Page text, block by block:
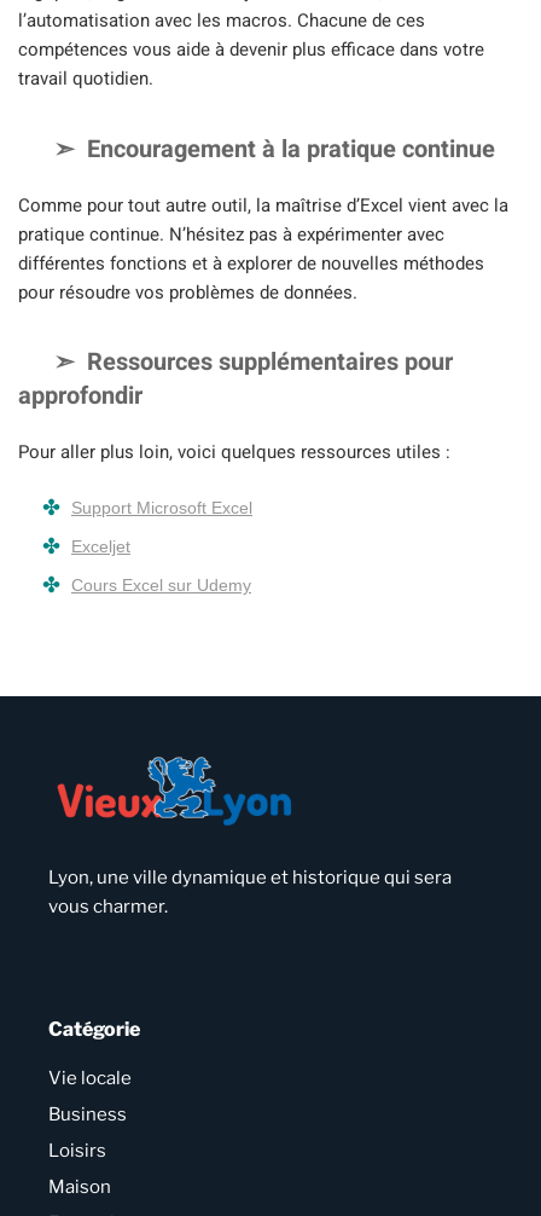
l’automatisation avec les macros. Chacune de ces
compétences vous aide à devenir plus efficace dans votre
travail quotidien.
Encouragement à la pratique continue
Comme pour tout autre outil, la maîtrise d’Excel vient avec la
pratique continue. N’hésitez pas à expérimenter avec
différentes fonctions et à explorer de nouvelles méthodes
pour résoudre vos problèmes de données.
Ressources supplémentaires pour
approfondir
Pour aller plus loin, voici quelques ressources utiles :
Support Microsoft Excel
Exceljet
Cours Excel sur Udemy
Lyon, une ville dynamique et historique qui sera
vous charmer.
Catégorie
Vie locale
Business
Loisirs
Maison